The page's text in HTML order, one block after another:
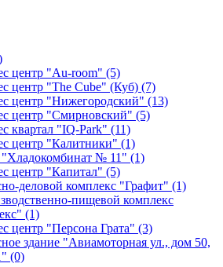
центр "Au-room" (5)
центр "The Cube" (Куб) (7)
центр "Нижегородский" (13)
центр "Смирновский" (5)
квартал "IQ-Park" (11)
центр "Калитники" (1)
№ 11" (1)
центр "Капитал" (5)
деловой комплекс "Графит" (1)
пищевой комплекс
(1)
центр "Персона Грата" (3)
здание "Авиамоторная ул., дом 50,
(0)